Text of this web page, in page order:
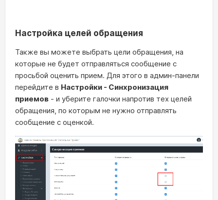
Настройка целей обращения
Также вы можете выбрать цели обращения, на
которые не будет отправляться сообщение с
просьбой оценить прием. Для этого в админ-панели
перейдите в Настройки - Синхронизация
приемов - и уберите галочки напротив тех целей
обращения, по которым не нужно отправлять
сообщение с оценкой.